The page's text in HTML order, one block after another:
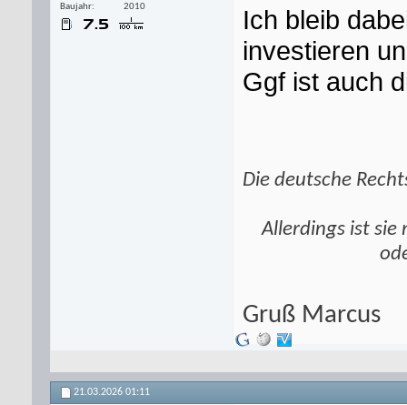
Baujahr
2010
Ich bleib
investieren
Ggf ist auch
Die deutsche
Allerdings ist sie
Gruß Marcus
21.03.2026 01:11